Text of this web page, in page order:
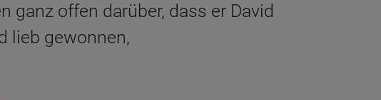
ganz offen darüber, dass er David
lieb gewonnen,